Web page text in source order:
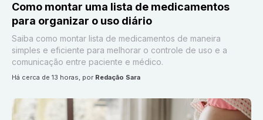
Como montar uma lista de medicamentos
para organizar o uso diário
Saiba como montar lista de medicamentos de maneira
simples e eficiente para melhorar o controle de uso e a
comunicação entre paciente e médico.
há cerca de 13 horas, por Redação Sara